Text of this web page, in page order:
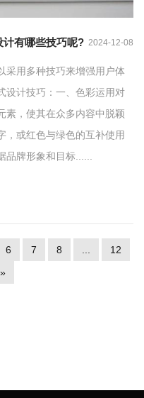
计有哪些技巧呢? 2024-12-08
采用多种技巧来增强用户体
设计技巧：一、色彩运用对
素，使其在众多内容中脱颖
，或红色与绿色的互补使用
牌形象和目标......
6 7 8
12
»